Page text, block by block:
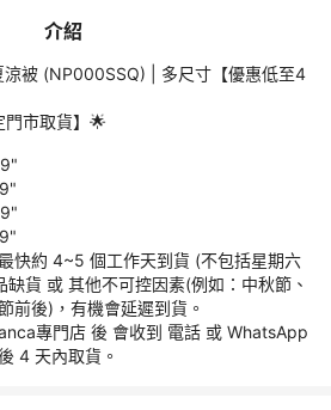
裁而略有不同。所有產品圖片只供參，
機螢幕設定或燈光下存在差異及略有不
因碰撞而造成 損毀 或 凹陷 或 皺紋；但
產品包裝與圖片不符、貨期延誤等作退/
改、取消、退款及轉讓。請務必核實所有
人資料導致派送失誤，本公司恕不負任何
下會收到 「預訂確認電郵」 及 電子收
成功預留訂購之產品，一切取決於供應
介紹
被 (NP000SSQ) | 多尺寸【優惠低至4
市取貨】🌟
快約 4~5 個工作天到貨 (不包括星期六
貨 或 其他不可控因素(例如：中秋節、
前後)，有機會延遲到貨。
專門店 後 會收到 電話 或 WhatsApp
4 天內取貨。